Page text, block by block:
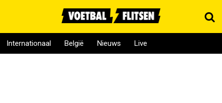
Internationaal België Nieuws Live